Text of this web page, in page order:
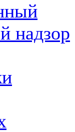
надзор